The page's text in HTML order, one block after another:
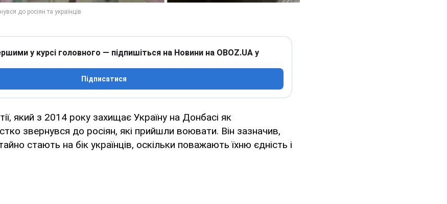
у курсі головного — підпишіться на Новини на OBOZ.UA у
Підписатися
який з 2014 року захищає Україну на Донбасі як
звернувся до росіян, які прийшли воювати. Він зазначив,
стають на бік українців, оскільки поважають їхню єдність і